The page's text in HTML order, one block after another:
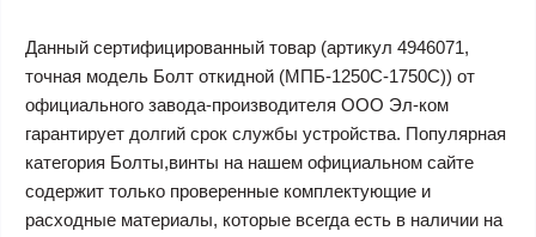
Данный сертифицированный товар (артикул 4946071,
точная модель Болт откидной (МПБ-1250C-1750C)) от
официального завода-производителя ООО Эл-ком
гарантирует долгий срок службы устройства. Популярная
категория Болты,винты на нашем официальном сайте
содержит только проверенные комплектующие и
расходные материалы, которые всегда есть в наличии на